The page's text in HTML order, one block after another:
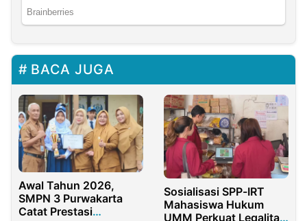
BACA JUGA
Awal Tahun 2026,
SMPN 3 Purwakarta
Catat Prestasi
Sosialisasi SPP-IRT
Mahasiswa Hukum
UMM Perkuat Legalitas